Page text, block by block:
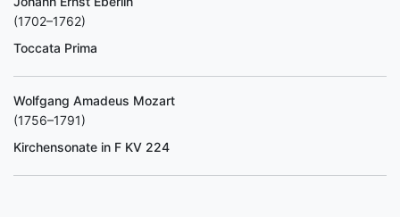
(1702–1762)
Toccata Prima
Wolfgang Amadeus Mozart
(1756–1791)
Kirchensonate in F KV 224